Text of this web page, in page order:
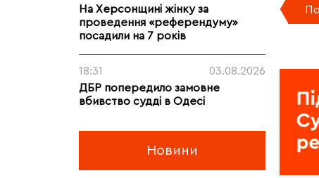
На Херсонщині жінку за
проведення «референдуму»
посадили на 7 років
18:31
03.08.2026
ДБР попередило замовне
вбивство судді в Одесі
Новини